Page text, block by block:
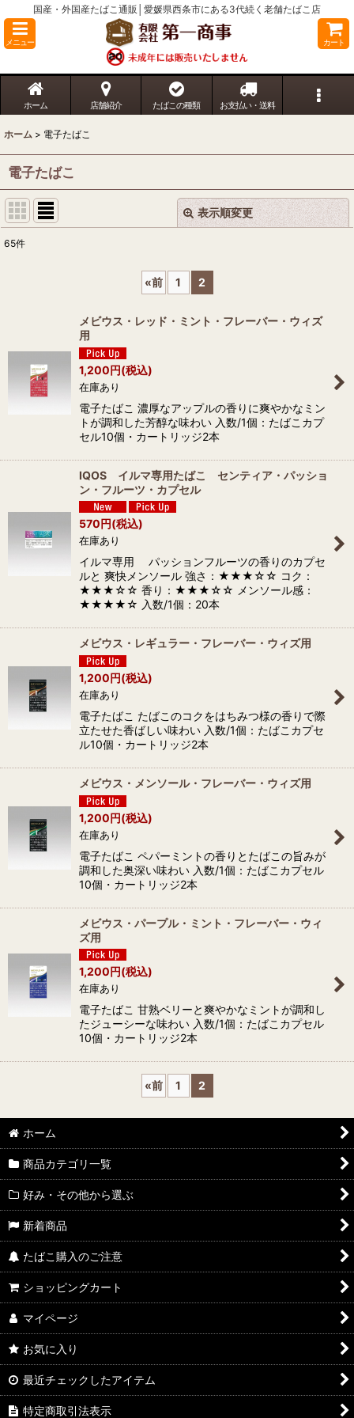
国産・外国産たばこ通販│愛媛県西条市にある3代続く老舗たばこ店
メニュー カート
ホーム 店舗紹介 たばこの種類 お支払い・送料
ホーム > 電子たばこ
電子たばこ
表示順変更 閉じる
65件
«前 1 2
メビウス・レッド・ミント・フレーバー・ウィズ
用
1,200円(税込)
在庫あり
電子たばこ 濃厚なアップルの香りに爽やかなミン
トが調和した芳醇な味わい 入数/1個：たばこカプ
セル10個・カートリッジ2本
IQOS イルマ専用たばこ センティア・パッショ
ン・フルーツ・カプセル
570円(税込)
在庫あり
イルマ専用 パッションフルーツの香りのカプセ
ルと 爽快メンソール 強さ：★★★☆☆ コク：
★★★☆☆ 香り：★★★☆☆ メンソール感：
★★★★☆ 入数/1個：20本
メビウス・レギュラー・フレーバー・ウィズ用
1,200円(税込)
在庫あり
電子たばこ たばこのコクをはちみつ様の香りで際
立たせた香ばしい味わい 入数/1個：たばこカプセ
ル10個・カートリッジ2本
メビウス・メンソール・フレーバー・ウィズ用
1,200円(税込)
在庫あり
電子たばこ ペパーミントの香りとたばこの旨みが
調和した奥深い味わい 入数/1個：たばこカプセル
10個・カートリッジ2本
メビウス・パープル・ミント・フレーバー・ウィ
ズ用
1,200円(税込)
在庫あり
電子たばこ 甘熟ベリーと爽やかなミントが調和し
たジューシーな味わい 入数/1個：たばこカプセル
10個・カートリッジ2本
«前 1 2
ホーム
商品カテゴリ一覧
好み・その他から選ぶ
新着商品
たばこ購入のご注意
ショッピングカート
マイページ
お気に入り
最近チェックしたアイテム
特定商取引法表示